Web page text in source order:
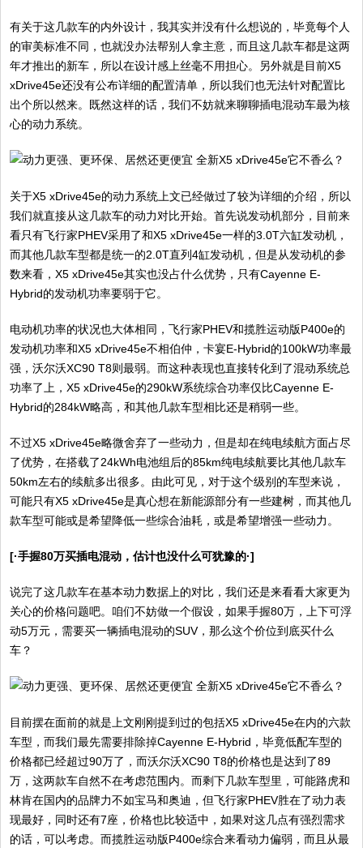
有关于这几款车的内外设计，我其实并没有什么想说的，毕竟每个人
的审美标准不同，也就没办法帮别人拿主意，而且这几款车都是这两
年才推出的新车，所以在设计感上丝毫不用担心。另外就是目前X5
xDrive45e还没有公布详细的配置清单，所以我们也无法针对配置比
出个所以然来。既然这样的话，我们不妨就来聊聊插电混动车最为核
心的动力系统。
关于X5 xDrive45e的动力系统上文已经做过了较为详细的介绍，所以
我们就直接从这几款车的动力对比开始。首先说发动机部分，目前来
看只有飞行家PHEV采用了和X5 xDrive45e一样的3.0T六缸发动机，
而其他几款车型都是统一的2.0T直列4缸发动机，但是从发动机的参
数来看，X5 xDrive45e其实也没占什么优势，只有Cayenne E-
Hybrid的发动机功率要弱于它。
电动机功率的状况也大体相同，飞行家PHEV和揽胜运动版P400e的
发动机功率和X5 xDrive45e不相伯仲，卡宴E-Hybrid的100kW功率最
强，沃尔沃XC90 T8则最弱。而这种表现也直接转化到了混动系统总
功率了上，X5 xDrive45e的290kW系统综合功率仅比Cayenne E-
Hybrid的284kW略高，和其他几款车型相比还是稍弱一些。
不过X5 xDrive45e略微舍弃了一些动力，但是却在纯电续航方面占尽
了优势，在搭载了24kWh电池组后的85km纯电续航要比其他几款车
50km左右的续航多出很多。由此可见，对于这个级别的车型来说，
可能只有X5 xDrive45e是真心想在新能源部分有一些建树，而其他几
款车型可能或是希望降低一些综合油耗，或是希望增强一些动力。
[·手握80万买插电混动，估计也没什么可犹豫的·]
说完了这几款车在基本动力数据上的对比，我们还是来看看大家更为
关心的价格问题吧。咱们不妨做一个假设，如果手握80万，上下可浮
动5万元，需要买一辆插电混动的SUV，那么这个价位到底买什么
车？
目前摆在面前的就是上文刚刚提到过的包括X5 xDrive45e在内的六款
车型，而我们最先需要排除掉Cayenne E-Hybrid，毕竟低配车型的
价格都已经超过90万了，而沃尔沃XC90 T8的价格也是达到了89
万，这两款车自然不在考虑范围内。而剩下几款车型里，可能路虎和
林肯在国内的品牌力不如宝马和奥迪，但飞行家PHEV胜在了动力表
现最好，同时还有7座，价格也比较适中，如果对这几点有强烈需求
的话，可以考虑。而揽胜运动版P400e综合来看动力偏弱，而且从最